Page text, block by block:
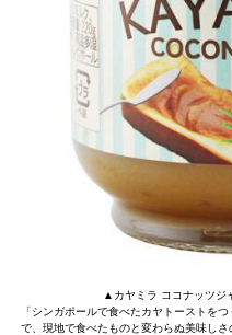
▲カヤミラ ココナッツジ
「シンガポールで食べたカヤトーストを
で、現地で食べたものと変わらぬ美味し